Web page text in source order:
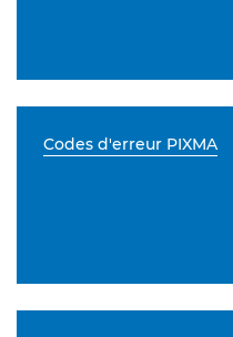
Codes d'erreur PIXMA